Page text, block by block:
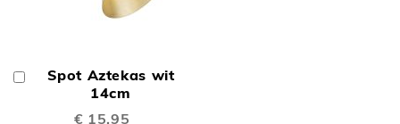
Spot Aztekas wit
14cm
€ 15,95
Winkelwagen